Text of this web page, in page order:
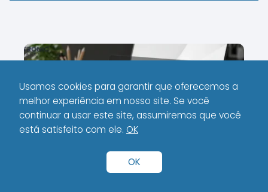
Armazenamento e Longevidade:
SSD NVMe Gen 4 e a Importância do
Usamos cookies para garantir que oferecemos a
melhor experiência em nosso site. Se você
continuar a usar este site, assumiremos que você
está satisfeito com ele. OK
OK